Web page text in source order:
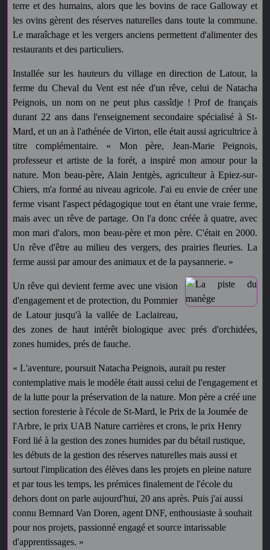
terre et des humains, alors que les bovins de race Galloway et
les ovins gèrent des réserves naturelles dans toute la commune.
Le maraîchage et les vergers anciens permettent d'alimenter des
restaurants et des particuliers.
Installée sur les hauteurs du village en direction de Latour, la
ferme du Cheval du Vent est née d'un rêve, celui de Natacha
Peignois, un nom on ne peut plus cassîdje ! Prof de français
durant 22 ans dans l'enseignement secondaire spécialisé à St-
Mard, et un an à l'athénée de Virton, elle était aussi agricultrice à
titre complémentaire. « Mon père, Jean-Marie Peignois,
professeur et artiste de la forét, a inspiré mon amour pour la
nature. Mon beau-père, Alain Jentgès, agriculteur à Epiez-sur-
Chiers, m'a formé au niveau agricole. J'ai eu envie de créer une
ferme visant l'aspect pédagogique tout en étant une vraie ferme,
mais avec un rêve de partage. On l'a donc créée à quatre, avec
mon mari d'alors, mon beau-père et mon père. C'était en 2000.
Un rêve d'être au milieu des vergers, des prairies fleuries. La
ferme aussi par amour des animaux et de la paysannerie. »
Un rêve qui devient ferme avec une vision
d'engagement et de protection, du Pommier
de Latour jusqu'à la vallée de Laclaireau,
des zones de haut intérêt biologique avec prés d'orchidées,
zones humides, prés de fauche.
« L'aventure, poursuit Natacha Peignois, aurait pu rester
contemplative mais le modèle était aussi celui de l'engagement et
de la lutte pour la préservation de la nature. Mon père a créé une
section foresterie à l'école de St-Mard, le Prix de la Joumée de
l'Arbre, le prix UAB Nature carrières et crons, le prix Henry
Ford lié à la gestion des zones humides par du bétail rustique,
les débuts de la gestion des réserves naturelles mais aussi et
surtout l'implication des élèves dans les projets en pleine nature
et par tous les temps, les prémices finalement de l'école du
dehors dont on parle aujourd'hui, 20 ans après. Puis j'ai aussi
connu Bemnard Van Doren, agent DNF, enthousiaste à souhait
pour nos projets, passionné engagé et source intarissable
d'apprentissages. »